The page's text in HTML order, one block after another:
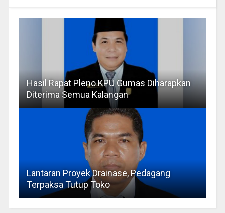
Hasil Rapat Pleno KPU Gumas Diharapkan
Diterima Semua Kalangan
Lantaran Proyek Drainase, Pedagang
Terpaksa Tutup Toko